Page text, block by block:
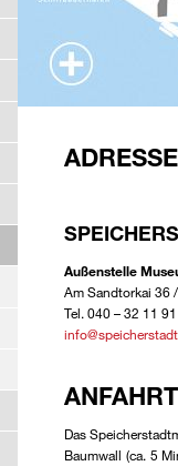
ADRESSE
Außenstelle
Am Sandtorkai 36
Tel. 040 – 32 11
ANFAHRT
Das
Baumwall (ca. 5